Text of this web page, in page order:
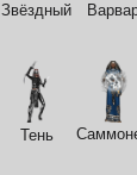
Звёздный
Тень